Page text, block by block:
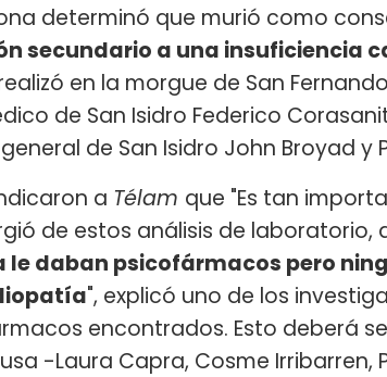
determinó que murió como
secundario a una insuficiencia
en la morgue de San
de San Isidro Federico
de San Isidro John Broyad y
a Télam que "Es tan
de estos análisis de laboratorio,
daban psicofármacos pero
", explicó uno de los
encontrados. Esto deberá
-Laura Capra, Cosme Irribarren,